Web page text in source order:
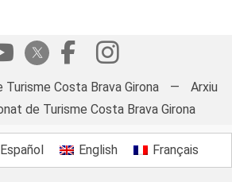
Costa Brava Girona —
Arxiu
de Turisme Costa Brava Girona
Español English Français